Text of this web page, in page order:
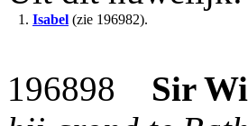
1. Isabel (zie 196982).
196898 Sir